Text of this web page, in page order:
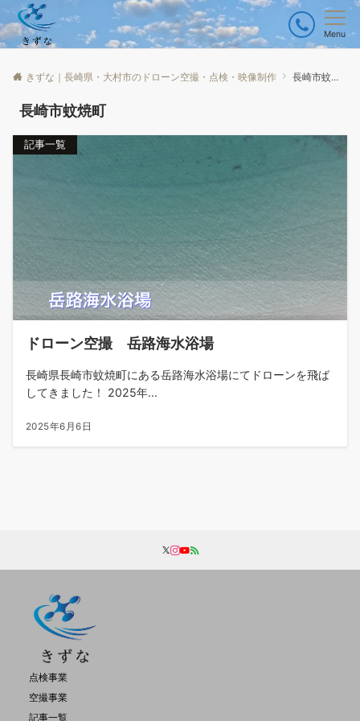
Menu
きずな｜長崎県・大村市のドローン空撮・点検・映像制作 長崎市蚊焼町
長崎市蚊焼町
記事一覧
ドローン空撮 岳路海水浴場
長崎県長崎市蚊焼町にある岳路海水浴場にてドローンを飛ば
してきました！ 2025年...
2025年6月6日
点検事業
空撮事業
記事一覧